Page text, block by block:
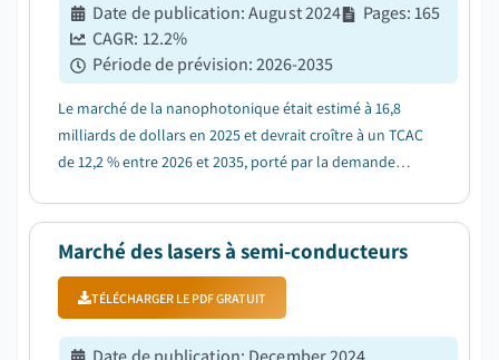
Date de publication:August 2024 Pages:165
CAGR: 12.2%
Période de prévision:2026-2035
Le marché de la nanophotonique était estimé à 16,8
milliards de dollars en 2025 et devrait croître à un TCAC
de 12,2 % entre 2026 et 2035, porté par la demande
Marché des lasers à semi-conducteurs
TÉLÉCHARGER LE PDF GRATUIT